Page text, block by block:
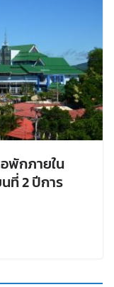
พักภายใน
ที่ 2 ปีการ